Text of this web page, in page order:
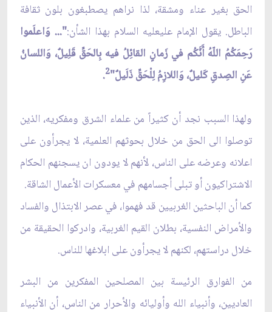
الحق بغير عناء ومشقة، لذا نراهم يصطبغون بلون ثقافة
الباطل. يقول الإمام علي‏عليه السلام بهذا الشأن:"... وَاعلَموا
رَحِمَكُمُ اللّهُ أَنَّكُم في زَمانٍ القائِلُ فيه بِالحَقّ‏ِ قَلِيلٌ، وَاللسانُ
عَنِ الصِدقِ كَليلٌ، وَاللازِمُ لِلْحَقّ‏ِ ذَلَيلٌ"2
.
ولهذا السبب نجد أن كثيراً من علماء الشرق ومفكريه، الذين
توصلوا الى الحق من خلال بحوثهم العلمية، لا يجرأون على
اعلانه وعرضه على الناس، لأنهم لا يودون ان يسجنهم الحكام
الاشتراكيون أو تبلى أجسامهم في معسكرات الأعمال الشاقة.
كما أن الباحثين الغربيين قد فهموا، في عصر الابتذال والفساد
والأمراض النفسية، بطلان القيم الغربية، وادركوا الحقيقة من
خلال دراستهم، لكنهم لا يجرأون على ابلاغها للناس.
من الفوارق الرئيسة بين المصلحين المفكرين من البشر
العاديين، وأنبياء الله وأوليائه والأحرار من الناس، أن الأنبياء